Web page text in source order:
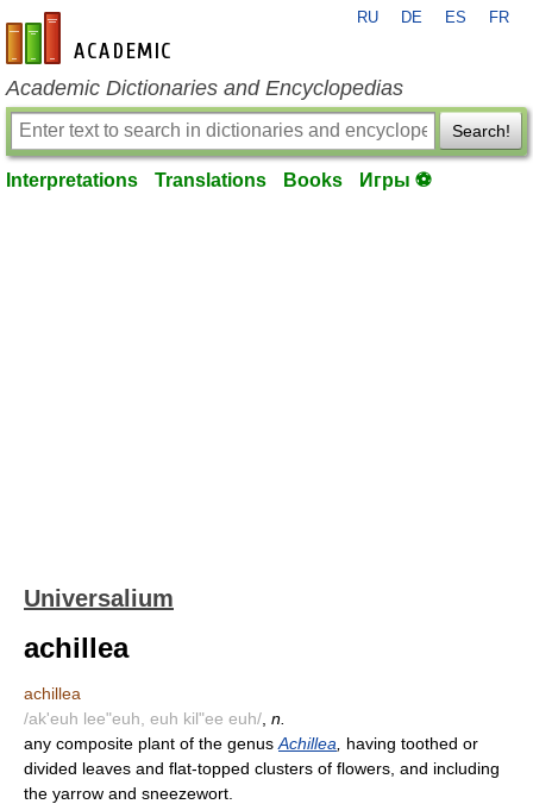
en-academic.com
RU DE ES FR
Academic Dictionaries and Encyclopedias
Search!
Interpretations Translations Books Игры ⚽
Universalium
achillea
achillea
/ak'euh lee"euh, euh kil"ee euh/ n.
any composite plant of the genus Achillea
having toothed or
divided leaves and flat-topped clusters of flowers, and including
the yarrow and sneezewort.